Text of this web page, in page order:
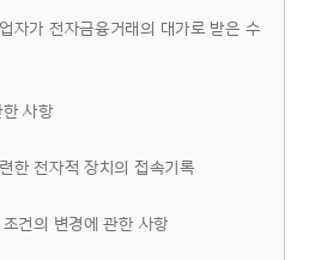
자가 전자금융거래의 대가로 받은 수
사항
한 전자적 장치의 접속기록
건의 변경에 관한 사항